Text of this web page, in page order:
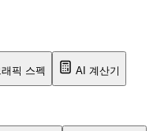
래픽 스펙 AI 계산기